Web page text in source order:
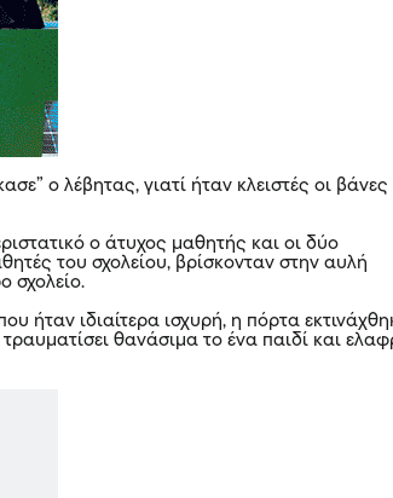
ο λέβητας, γιατί ήταν κλειστές οι βάνες
ο άτυχος μαθητής και οι δύο
του σχολείου, βρίσκονταν στην αυλή
σχολείο.
ήταν ιδιαίτερα ισχυρή, η πόρτα
θανάσιμα το ένα παιδί και